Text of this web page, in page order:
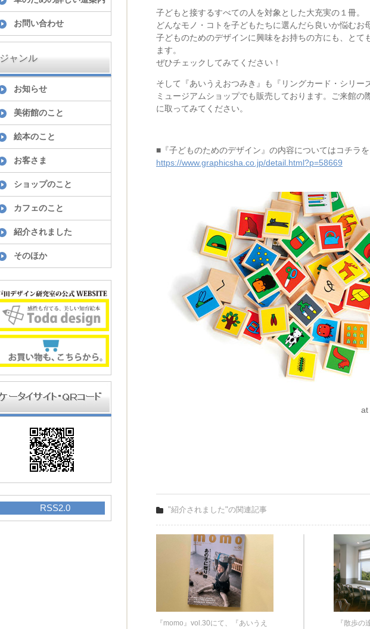
お問い合わせ
ジャンル
お知らせ
美術館のこと
絵本のこと
お客さま
ショップのこと
カフェのこと
紹介されました
そのほか
RSS2.0
子どもと接するすべての人を対象とした大充実の１冊。
どんなモノ・コトを子どもたちに選んだら良いか悩むお
子どものためのデザインに興味をお持ちの方にも、とて
ます。
ぜひチェックしてみてください！
そして『あいうえおつみき』も『リングカード・シリー
ミュージアムショップでも販売しております。ご来館の
に取ってみてください。
■『子どものためのデザイン』の内容についてはコチラを
https://www.graphicsha.co.jp/detail.html?p=58669
at
"紹介されました"の関連記事
『momo』vol.30にて、『あいうえ 『散歩